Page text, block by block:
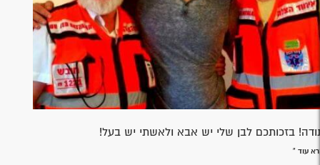
בזכותכם לבן שלי יש אבא ולאשתי יש בעל!
עוד »